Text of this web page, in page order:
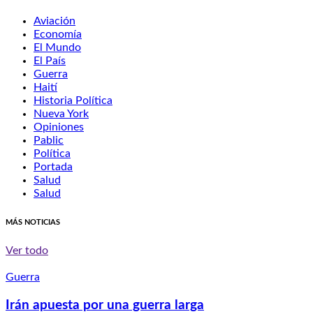
Aviación
Economía
El Mundo
El País
Guerra
Haití
Historia Política
Nueva York
Opiniones
Pablic
Política
Portada
Salud
Salud
MÁS NOTICIAS
Ver todo
Guerra
Irán apuesta por una guerra larga